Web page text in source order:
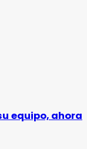
equipo, ahora